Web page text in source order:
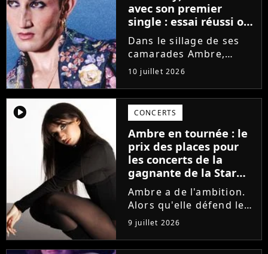
avec son premier
single : essai réussi ou
manqué ? Voici notre
avis !
Dans le sillage de ses
camarades Ambre,
Bastiaan ou Melissa,
Victor Aupecle lance
son projet musical ce
vendredi 10 juillet avec
la parution du single Je
fais de mon mieux. Le
demi-finaliste...
10 juillet 2026
player2 CONCERTS
Ambre en tournée : le
prix des places pour
les concerts de la
gagnante de la Star
Academy !
Ambre a de l'ambition.
Alors qu'elle défend le
single J'me demande et
qu'elle prépare son
premier album, la
9 juillet 2026